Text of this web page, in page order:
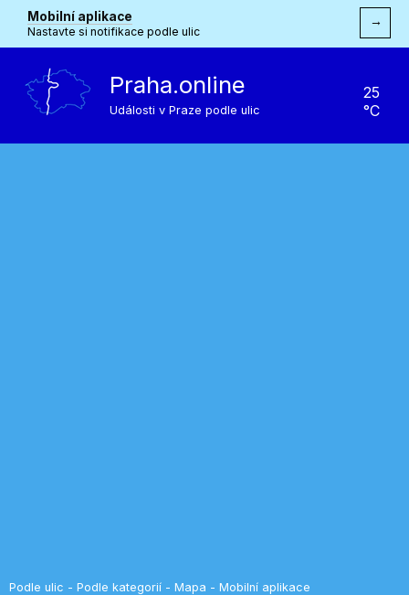
Mobilní aplikace
Nastavte si notifikace podle ulic
→
Praha.online
Události v Praze podle ulic
25
°C
Podle ulic - Podle kategorií - Mapa - Mobilní aplikace